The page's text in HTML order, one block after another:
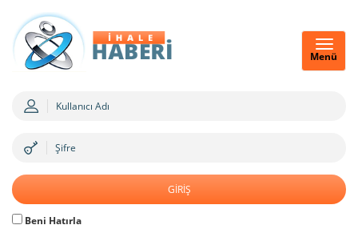
Menü
Beni Hatırla